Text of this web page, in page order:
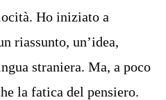
Ho iniziato a
riassunto, un’idea,
straniera. Ma, a poco
la fatica del pensiero.